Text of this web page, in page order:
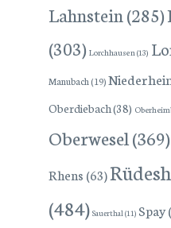
Lahnstein(285)
(303) Lorchhausen (13)
Manubach (19)
Oberdiebach(38)
Oberwesel(369)
Rhens (63)
(484) Sauerthal(11) Spay